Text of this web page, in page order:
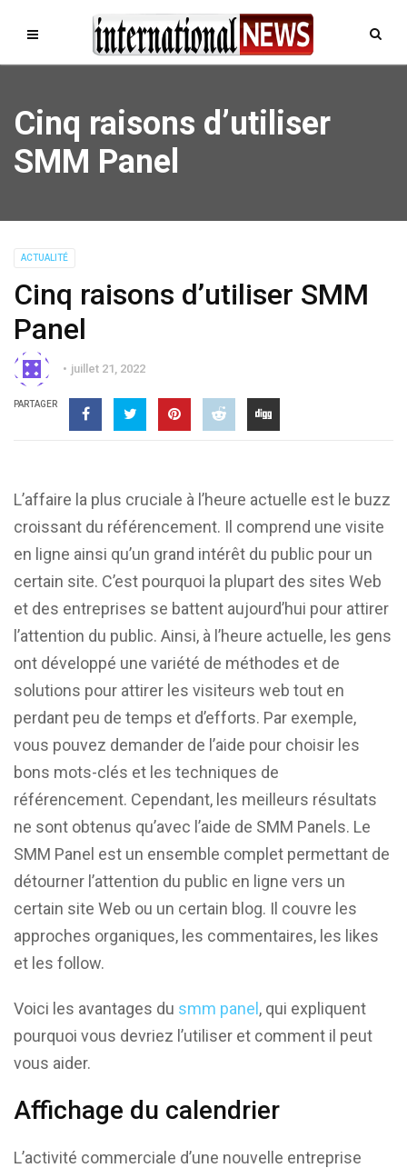
Cinq raisons d’utiliser
SMM Panel
ACTUALITÉ
Cinq raisons d’utiliser SMM
Panel
juillet 21, 2022
PARTAGER
L’affaire la plus cruciale à l’heure actuelle est le buzz
croissant du référencement. Il comprend une visite
en ligne ainsi qu’un grand intérêt du public pour un
certain site. C’est pourquoi la plupart des sites Web
et des entreprises se battent aujourd’hui pour attirer
l’attention du public. Ainsi, à l’heure actuelle, les gens
ont développé une variété de méthodes et de
solutions pour attirer les visiteurs web tout en
perdant peu de temps et d’efforts. Par exemple,
vous pouvez demander de l’aide pour choisir les
bons mots-clés et les techniques de
référencement. Cependant, les meilleurs résultats
ne sont obtenus qu’avec l’aide de SMM Panels. Le
SMM Panel est un ensemble complet permettant de
détourner l’attention du public en ligne vers un
certain site Web ou un certain blog. Il couvre les
approches organiques, les commentaires, les likes
et les follow.
Voici les avantages du smm panel , qui expliquent
pourquoi vous devriez l’utiliser et comment il peut
vous aider.
Affichage du calendrier
L’activité commerciale d’une nouvelle entreprise